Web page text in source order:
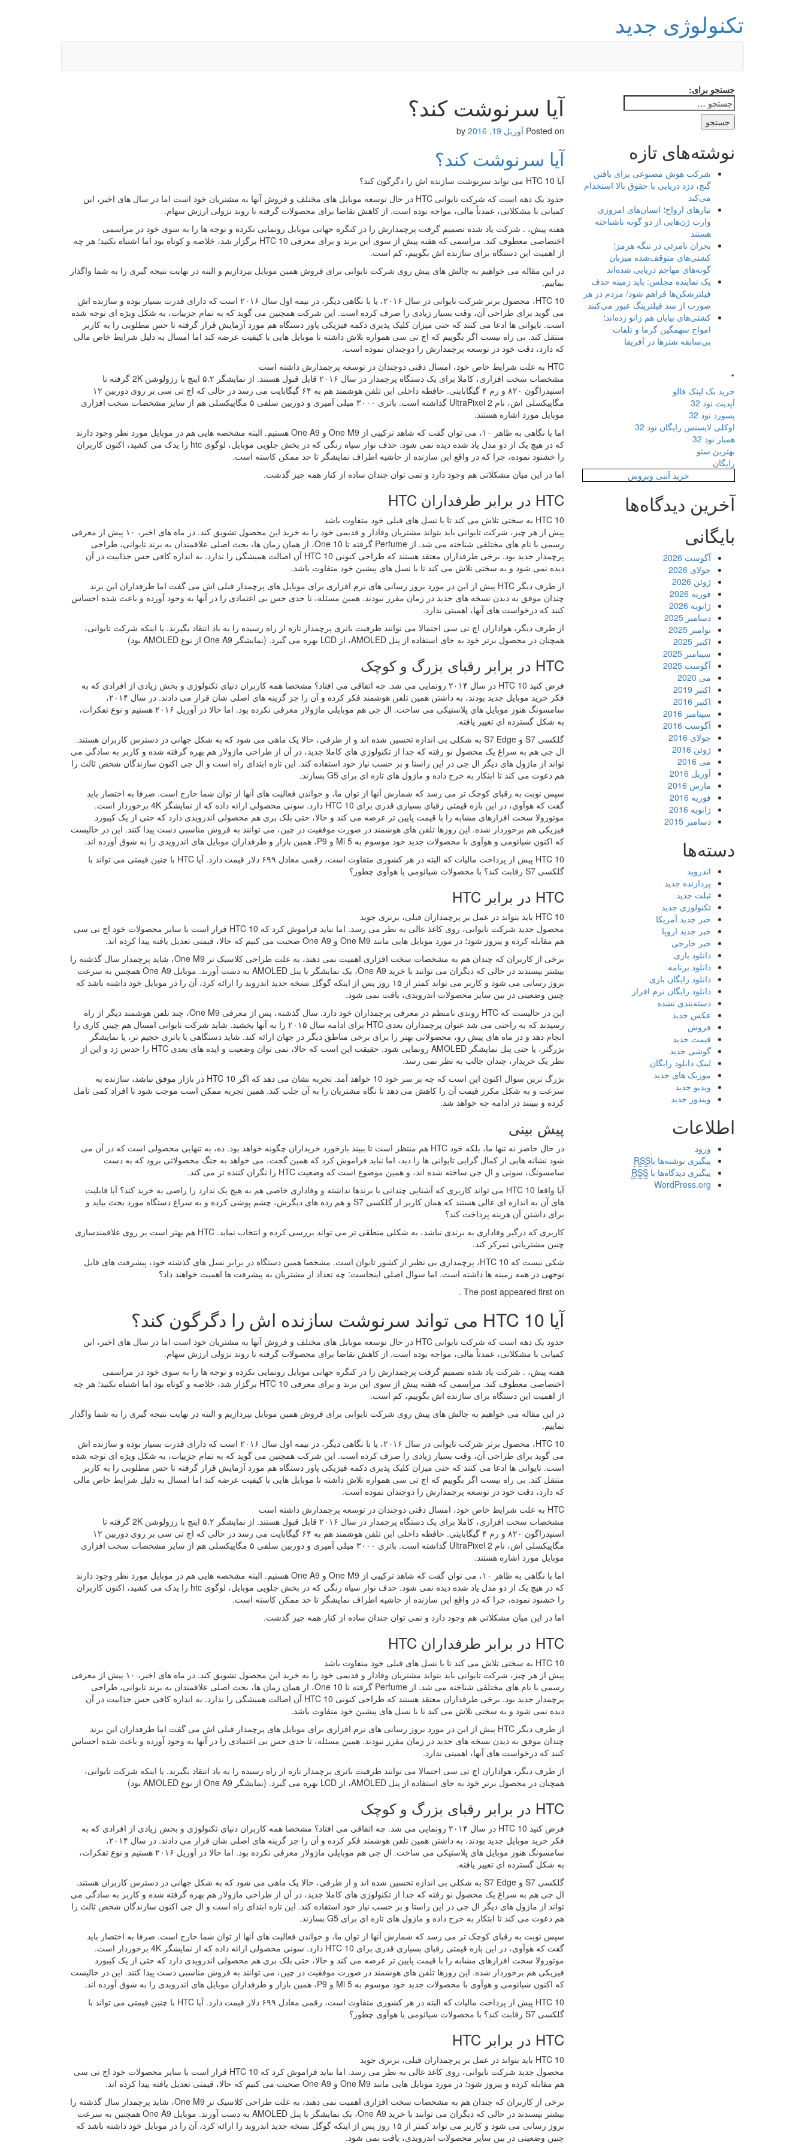
تکنولوژی جدید
آیا سرنوشت کند؟
Posted on آوریل 19, 2016
آیا سرنوشت کند؟
آیا HTC 10 می تواند سرنوشت سازنده اش را دگرگون کند؟
حدود یک دهه است که شرکت تایوانی HTC در حال توسعه موبایل های مختلف و فروش آنها به مشتریان خود است اما در سال های اخیر، این
کمپانی با مشکلاتی، عمدتاً مالی، مواجه بوده است. از کاهش تقاضا برای محصولات گرفته تا روند نزولی ارزش سهام.
هفته پیش، . شرکت یاد شده تصمیم گرفت پرچمدارش را در کنگره جهانی موبایل رونمایی نکرده و توجه ها را به سوی خود در مراسمی
اختصاصی معطوف کند. مراسمی که هفته پیش از سوی این برند و برای معرفی HTC 10 برگزار شد، خلاصه و کوتاه بود اما اشتباه نکنید؛ هر چه
از اهمیت این دستگاه برای سازنده اش بگوییم، کم است.
در این مقاله می خواهیم به چالش های پیش روی شرکت تایوانی برای فروش همین موبایل بپردازیم و البته در نهایت نتیجه گیری را به شما واگذار
نماییم.
HTC 10، محصول برتر شرکت تایوانی در سال ۲۰۱۶، یا با نگاهی دیگر، در نیمه اول سال ۲۰۱۶ است که دارای قدرت بسیار بوده و سازنده اش
می گوید برای طراحی آن، وقت بسیار زیادی را صرف کرده است. این شرکت همچنین می گوید که به تمام جزییات، به شکل ویژه ای توجه شده
است. تایوانی ها ادعا می کنند که حتی میزان کلیک پذیری دکمه فیزیکی پاور دستگاه هم مورد آزمایش قرار گرفته تا حس مطلوبی را به کاربر
منتقل کند. بی راه نیست اگر بگوییم که اچ تی سی همواره تلاش داشته تا موبایل هایی با کیفیت عرضه کند اما امسال به دلیل شرایط خاص مالی
که دارد، دقت خود در توسعه پرچمدارش را دوچندان نموده است.
HTC به علت شرایط خاص خود، امسال دقتی دوچندان در توسعه پرچمدارش داشته است
مشخصات سخت افزاری، کاملا برای یک دستگاه پرچمدار در سال ۲۰۱۶ قابل قبول هستند. از نمایشگر ۵.۲ اینچ با رزولوشن 2K گرفته تا
اسنپدراگون ۸۲۰ و رم ۴ گیگابایتی. حافظه داخلی این تلفن هوشمند هم به ۶۴ گیگابایت می رسد در حالی که اچ تی سی بر روی دوربین ۱۲
مگاپیکسلی اش، نام UltraPixel 2 گذاشته است. باتری ۳۰۰۰ میلی آمپری و دوربین سلفی ۵ مگاپیکسلی هم از سایر مشخصات سخت افزاری
موبایل مورد اشاره هستند.
اما با نگاهی به ظاهر ۱۰، می توان گفت که شاهد ترکیبی از One M9 و One A9 هستیم. البته مشخصه هایی هم در موبایل مورد نظر وجود دارند
که در هیچ یک از دو مدل یاد شده دیده نمی شود. حذف نوار سیاه رنگی که در بخش جلویی موبایل، لوگوی htc را یدک می کشید، اکنون کاربران
را خشنود نموده، چرا که در واقع این سازنده از حاشیه اطراف نمایشگر تا حد ممکن کاسته است.
اما در این میان مشکلاتی هم وجود دارد و نمی توان چندان ساده از کنار همه چیز گذشت.
HTC در برابر طرفداران HTC
HTC 10 به سختی تلاش می کند تا با نسل های قبلی خود متفاوت باشد
پیش از هر چیز، شرکت تایوانی باید بتواند مشتریان وفادار و قدیمی خود را به خرید این محصول تشویق کند. در ماه های اخیر، ۱۰ پیش از معرفی
رسمی با نام های مختلفی شناخته می شد. از Perfume گرفته تا One 10، از همان زمان ها، بحث اصلی علاقمندان به برند تایوانی، طراحی
پرچمدار جدید بود. برخی طرفداران معتقد هستند که طراحی کنونی HTC 10 آن اصالت همیشگی را ندارد. به اندازه کافی حس جذابیت در آن
دیده نمی شود و به سختی تلاش می کند تا با نسل های پیشین خود متفاوت باشد.
از طرف دیگر HTC پیش از این در مورد بروز رسانی های نرم افزاری برای موبایل های پرچمدار قبلی اش می گفت اما طرفداران این برند
چندان موفق به دیدن نسخه های جدید در زمان مقرر نبودند. همین مسئله، تا حدی حس بی اعتمادی را در آنها به وجود آورده و باعث شده احساس
کنند که درخواست های آنها، اهمیتی ندارد.
از طرف دیگر، هواداران اچ تی سی احتمالا می توانند ظرفیت باتری پرچمدار تازه از راه رسیده را به باد انتقاد بگیرند. یا اینکه شرکت تایوانی،
همچنان در محصول برتر خود به جای استفاده از پنل AMOLED، از LCD بهره می گیرد. (نمایشگر One A9 از نوع AMOLED بود)
HTC در برابر رقبای بزرگ و کوچک
فرض کنید HTC 10 در سال ۲۰۱۴ رونمایی می شد. چه اتفاقی می افتاد؟ مشخصا همه کاربران دنیای تکنولوژی و بخش زیادی از افرادی که به
فکر خرید موبایل جدید بودند، به داشتن همین تلفن هوشمند فکر کرده و آن را جز گزینه های اصلی شان قرار می دادند. در سال ۲۰۱۴،
سامسونگ هنوز موبایل های پلاستیکی می ساخت. ال جی هم موبایلی ماژولار معرفی نکرده بود. اما حالا در آوریل ۲۰۱۶ هستیم و نوع تفکرات،
به شکل گسترده ای تغییر یافته.
گلکسی S7 و S7 Edge به شکلی بی اندازه تحسین شده اند و از طرفی، حالا یک ماهی می شود که به شکل جهانی در دسترس کاربران هستند.
ال جی هم به سراغ یک محصول نو رفته که جدا از تکنولوژی های کاملا جدید، در آن از طراحی ماژولار هم بهره گرفته شده و کاربر به سادگی می
تواند از ماژول های دیگر ال جی در این راستا و بر حسب نیاز خود استفاده کند. این تازه ابتدای راه است و ال جی اکنون سازندگان شخص ثالث را
هم دعوت می کند تا ابتکار به خرج داده و ماژول های تازه ای برای G5 بسازند.
سپس نوبت به رقبای کوچک تر می رسد که شمارش آنها از توان ما، و خواندن فعالیت های آنها از توان شما خارج است. صرفا به اختصار باید
گفت که هوآوی، در این بازه قیمتی رقبای بسیاری قدری برای HTC 10 دارد. سونی محصولی ارائه داده که از نمایشگر 4K برخوردار است.
موتورولا سخت افزارهای مشابه را با قیمت پایین تر عرضه می کند و حالا، حتی بلک بری هم محصولی اندرویدی دارد که حتی از یک کیبورد
فیزیکی هم برخوردار شده. این روزها تلفن های هوشمند در صورت موفقیت در چین، می توانند به فروش مناسبی دست پیدا کنند. این در حالیست
که اکنون شیائومی و هوآوی با محصولات جدید خود موسوم به Mi 5 و P9، همین بازار و طرفداران موبایل های اندرویدی را به شوق آورده اند.
HTC 10 پیش از پرداخت مالیات که البته در هر کشوری متفاوت است، رقمی معادل ۶۹۹ دلار قیمت دارد. آیا HTC با چنین قیمتی می تواند با
گلکسی S7 رقابت کند؟ با محصولات شیائومی یا هوآوی چطور؟
HTC در برابر HTC
HTC 10 باید بتواند در عمل بر پرچمداران قبلی، برتری جوید
محصول جدید شرکت تایوانی، روی کاغذ عالی به نظر می رسد. اما نباید فراموش کرد که HTC 10 قرار است با سایر محصولات خود اچ تی سی
هم مقابله کرده و پیروز شود؛ در مورد موبایل هایی مانند One M9 و One A9 صحبت می کنیم که حالا، قیمتی تعدیل یافته پیدا کرده اند.
برخی از کاربران که چندان هم به مشخصات سخت افزاری اهمیت نمی دهند، به علت طراحی کلاسیک تر One M9، شاید پرچمدار سال گذشته را
بیشتر بپسندند در حالی که دیگران می توانند با خرید One A9، یک نمایشگر با پنل AMOLED به دست آورند. موبایل One A9 همچنین به سرعت
بروز رسانی می شود و کاربر می تواند کمتر از ۱۵ روز پس از اینکه گوگل نسخه جدید اندروید را ارائه کرد، آن را در موبایل خود داشته باشد که
چنین وضعیتی در بین سایر محصولات اندرویدی، یافت نمی شود.
این در حالیست که HTC روندی نامنظم در معرفی پرچمداران خود دارد. سال گذشته، پس از معرفی One M9، چند تلفن هوشمند دیگر از راه
رسیدند که به راحتی می شد عنوان پرچمداران بعدی HTC برای ادامه سال ۲۰۱۵ را به آنها بخشید. شاید شرکت تایوانی امسال هم چینن کاری را
انجام دهد و در ماه های پیش رو، محصولاتی بهتر را برای برخی مناطق دیگر در جهان ارائه کند. شاید دستگاهی با باتری حجیم تر، یا نمایشگر
بزرگتر، یا حتی پنل نمایشگر AMOLED رونمایی شود. حقیقت این است که حالا، نمی توان وضعیت و ایده های بعدی HTC را حدس زد و این از
نظر یک خریدار، چندان جالب به نظر نمی رسد.
بزرگ ترین سوال اکنون این است که چه بر سر خود 10 خواهد آمد. تجربه نشان می دهد که اگر HTC 10 در بازار موفق نباشد، سازنده به
سرعت و به شکل مکرر قیمت آن را کاهش می دهد تا نگاه مشتریان را به آن جلب کند. همین تجربه ممکن است موجب شود تا افراد کمی تامل
کرده و ببینند در ادامه چه خواهد شد.
پیش بینی
در حال حاضر نه تنها ما، بلکه خود HTC هم منتظر است تا ببیند بازخورد خریداران چگونه خواهد بود. ده، به تنهایی محصولی است که در آن می
شود نشانه هایی از کمال گرایی تایوانی ها را دید، اما نباید فراموش کرد که همین گجت، می خواهد به جنگ محصولاتی برود که به دست
سامسونگ، سونی و ال جی ساخته شده اند، و همین موضوع است که وضعیت HTC را نگران کننده تر می کند.
آیا واقعا HTC 10 می تواند کاربری که آشنایی چندانی با برندها نداشته و وفاداری خاصی هم به هیچ یک ندارد را راضی به خرید کند؟ آیا قابلیت
های آن به اندازه ای عالی هستند که همان کاربر از گلکسی S7 و هم رده های دیگرش، چشم پوشی کرده و به سراغ دستگاه مورد بحث بیاید و
برای داشتن آن هزینه پرداخت کند؟
کاربری که درگیر وفاداری به برندی نباشد، به شکلی منطقی تر می تواند بررسی کرده و انتخاب نماید. HTC هم بهتر است بر روی علاقمندسازی
چنین مشتریانی تمرکز کند.
شکی نیست که HTC 10، پرچمداری بی نظیر از کشور تایوان است. مشخصا همین دستگاه در برابر نسل های گذشته خود، پیشرفت های قابل
توجهی در همه زمینه ها داشته است. اما سوال اصلی اینجاست: چه تعداد از مشتریان به پیشرفت ها اهمیت خواهند داد؟
The post appeared first on .
آیا HTC 10 می تواند سرنوشت سازنده اش را دگرگون کند؟
حدود یک دهه است که شرکت تایوانی HTC در حال توسعه موبایل های مختلف و فروش آنها به مشتریان خود است اما در سال های اخیر، این
کمپانی با مشکلاتی، عمدتاً مالی، مواجه بوده است. از کاهش تقاضا برای محصولات گرفته تا روند نزولی ارزش سهام.
هفته پیش، . شرکت یاد شده تصمیم گرفت پرچمدارش را در کنگره جهانی موبایل رونمایی نکرده و توجه ها را به سوی خود در مراسمی
اختصاصی معطوف کند. مراسمی که هفته پیش از سوی این برند و برای معرفی HTC 10 برگزار شد، خلاصه و کوتاه بود اما اشتباه نکنید؛ هر چه
از اهمیت این دستگاه برای سازنده اش بگوییم، کم است.
در این مقاله می خواهیم به چالش های پیش روی شرکت تایوانی برای فروش همین موبایل بپردازیم و البته در نهایت نتیجه گیری را به شما واگذار
نماییم.
HTC 10، محصول برتر شرکت تایوانی در سال ۲۰۱۶، یا با نگاهی دیگر، در نیمه اول سال ۲۰۱۶ است که دارای قدرت بسیار بوده و سازنده اش
می گوید برای طراحی آن، وقت بسیار زیادی را صرف کرده است. این شرکت همچنین می گوید که به تمام جزییات، به شکل ویژه ای توجه شده
است. تایوانی ها ادعا می کنند که حتی میزان کلیک پذیری دکمه فیزیکی پاور دستگاه هم مورد آزمایش قرار گرفته تا حس مطلوبی را به کاربر
منتقل کند. بی راه نیست اگر بگوییم که اچ تی سی همواره تلاش داشته تا موبایل هایی با کیفیت عرضه کند اما امسال به دلیل شرایط خاص مالی
که دارد، دقت خود در توسعه پرچمدارش را دوچندان نموده است.
HTC به علت شرایط خاص خود، امسال دقتی دوچندان در توسعه پرچمدارش داشته است
مشخصات سخت افزاری، کاملا برای یک دستگاه پرچمدار در سال ۲۰۱۶ قابل قبول هستند. از نمایشگر ۵.۲ اینچ با رزولوشن 2K گرفته تا
اسنپدراگون ۸۲۰ و رم ۴ گیگابایتی. حافظه داخلی این تلفن هوشمند هم به ۶۴ گیگابایت می رسد در حالی که اچ تی سی بر روی دوربین ۱۲
مگاپیکسلی اش، نام UltraPixel 2 گذاشته است. باتری ۳۰۰۰ میلی آمپری و دوربین سلفی ۵ مگاپیکسلی هم از سایر مشخصات سخت افزاری
موبایل مورد اشاره هستند.
اما با نگاهی به ظاهر ۱۰، می توان گفت که شاهد ترکیبی از One M9 و One A9 هستیم. البته مشخصه هایی هم در موبایل مورد نظر وجود دارند
که در هیچ یک از دو مدل یاد شده دیده نمی شود. حذف نوار سیاه رنگی که در بخش جلویی موبایل، لوگوی htc را یدک می کشید، اکنون کاربران
را خشنود نموده، چرا که در واقع این سازنده از حاشیه اطراف نمایشگر تا حد ممکن کاسته است.
اما در این میان مشکلاتی هم وجود دارد و نمی توان چندان ساده از کنار همه چیز گذشت.
HTC در برابر طرفداران HTC
HTC 10 به سختی تلاش می کند تا با نسل های قبلی خود متفاوت باشد
پیش از هر چیز، شرکت تایوانی باید بتواند مشتریان وفادار و قدیمی خود را به خرید این محصول تشویق کند. در ماه های اخیر، ۱۰ پیش از معرفی
رسمی با نام های مختلفی شناخته می شد. از Perfume گرفته تا One 10، از همان زمان ها، بحث اصلی علاقمندان به برند تایوانی، طراحی
پرچمدار جدید بود. برخی طرفداران معتقد هستند که طراحی کنونی HTC 10 آن اصالت همیشگی را ندارد. به اندازه کافی حس جذابیت در آن
دیده نمی شود و به سختی تلاش می کند تا با نسل های پیشین خود متفاوت باشد.
از طرف دیگر HTC پیش از این در مورد بروز رسانی های نرم افزاری برای موبایل های پرچمدار قبلی اش می گفت اما طرفداران این برند
چندان موفق به دیدن نسخه های جدید در زمان مقرر نبودند. همین مسئله، تا حدی حس بی اعتمادی را در آنها به وجود آورده و باعث شده احساس
کنند که درخواست های آنها، اهمیتی ندارد.
از طرف دیگر، هواداران اچ تی سی احتمالا می توانند ظرفیت باتری پرچمدار تازه از راه رسیده را به باد انتقاد بگیرند. یا اینکه شرکت تایوانی،
همچنان در محصول برتر خود به جای استفاده از پنل AMOLED، از LCD بهره می گیرد. (نمایشگر One A9 از نوع AMOLED بود)
HTC در برابر رقبای بزرگ و کوچک
فرض کنید HTC 10 در سال ۲۰۱۴ رونمایی می شد. چه اتفاقی می افتاد؟ مشخصا همه کاربران دنیای تکنولوژی و بخش زیادی از افرادی که به
فکر خرید موبایل جدید بودند، به داشتن همین تلفن هوشمند فکر کرده و آن را جز گزینه های اصلی شان قرار می دادند. در سال ۲۰۱۴،
سامسونگ هنوز موبایل های پلاستیکی می ساخت. ال جی هم موبایلی ماژولار معرفی نکرده بود. اما حالا در آوریل ۲۰۱۶ هستیم و نوع تفکرات،
به شکل گسترده ای تغییر یافته.
گلکسی S7 و S7 Edge به شکلی بی اندازه تحسین شده اند و از طرفی، حالا یک ماهی می شود که به شکل جهانی در دسترس کاربران هستند.
ال جی هم به سراغ یک محصول نو رفته که جدا از تکنولوژی های کاملا جدید، در آن از طراحی ماژولار هم بهره گرفته شده و کاربر به سادگی می
تواند از ماژول های دیگر ال جی در این راستا و بر حسب نیاز خود استفاده کند. این تازه ابتدای راه است و ال جی اکنون سازندگان شخص ثالث را
هم دعوت می کند تا ابتکار به خرج داده و ماژول های تازه ای برای G5 بسازند.
سپس نوبت به رقبای کوچک تر می رسد که شمارش آنها از توان ما، و خواندن فعالیت های آنها از توان شما خارج است. صرفا به اختصار باید
گفت که هوآوی، در این بازه قیمتی رقبای بسیاری قدری برای HTC 10 دارد. سونی محصولی ارائه داده که از نمایشگر 4K برخوردار است.
موتورولا سخت افزارهای مشابه را با قیمت پایین تر عرضه می کند و حالا، حتی بلک بری هم محصولی اندرویدی دارد که حتی از یک کیبورد
فیزیکی هم برخوردار شده. این روزها تلفن های هوشمند در صورت موفقیت در چین، می توانند به فروش مناسبی دست پیدا کنند. این در حالیست
که اکنون شیائومی و هوآوی با محصولات جدید خود موسوم به Mi 5 و P9، همین بازار و طرفداران موبایل های اندرویدی را به شوق آورده اند.
HTC 10 پیش از پرداخت مالیات که البته در هر کشوری متفاوت است، رقمی معادل ۶۹۹ دلار قیمت دارد. آیا HTC با چنین قیمتی می تواند با
گلکسی S7 رقابت کند؟ با محصولات شیائومی یا هوآوی چطور؟
HTC در برابر HTC
HTC 10 باید بتواند در عمل بر پرچمداران قبلی، برتری جوید
محصول جدید شرکت تایوانی، روی کاغذ عالی به نظر می رسد. اما نباید فراموش کرد که HTC 10 قرار است با سایر محصولات خود اچ تی سی
هم مقابله کرده و پیروز شود؛ در مورد موبایل هایی مانند One M9 و One A9 صحبت می کنیم که حالا، قیمتی تعدیل یافته پیدا کرده اند.
برخی از کاربران که چندان هم به مشخصات سخت افزاری اهمیت نمی دهند، به علت طراحی کلاسیک تر One M9، شاید پرچمدار سال گذشته را
بیشتر بپسندند در حالی که دیگران می توانند با خرید One A9، یک نمایشگر با پنل AMOLED به دست آورند. موبایل One A9 همچنین به سرعت
بروز رسانی می شود و کاربر می تواند کمتر از ۱۵ روز پس از اینکه گوگل نسخه جدید اندروید را ارائه کرد، آن را در موبایل خود داشته باشد که
چنین وضعیتی در بین سایر محصولات اندرویدی، یافت نمی شود.
جستجو برای:
نوشته‌های تازه
شرکت هوش مصنوعی برای یافتن
گنج، دزد دریایی با حقوق بالا استخدام
می‌کند
تبارهای ارواح؛ انسان‌های امروزی
وارث ژن‌هایی از دو گونه ناشناخته
هستند
بحران نامرئی در تنگه هرمز؛
کشتی‌های متوقف‌شده میزبان
گونه‌های مهاجم دریایی شده‌اند
یک نماینده مجلس: باید زمینه حذف
فیلترشکن‌ها فراهم شود/ مردم در هر
صورت از سد فیلترینگ عبور می‌کنند
کشتی‌های بیابان هم زانو زده‌اند؛
امواج سهمگین گرما و تلفات
بی‌سابقه شترها در آفریقا
.
خرید بک لینک فالو
آپدیت نود 32
پسورد نود 32
اوکلی لایسنس رایگان نود 32
همیار نود 32
بهترین سئو
رایگان
خرید آنتی ویروس
آخرین دیدگاه‌ها
بایگانی
آگوست 2026
جولای 2026
ژوئن 2026
فوریه 2026
ژانویه 2026
دسامبر 2025
نوامبر 2025
اکتبر 2025
سپتامبر 2025
آگوست 2025
می 2020
اکتبر 2019
اکتبر 2016
سپتامبر 2016
آگوست 2016
جولای 2016
ژوئن 2016
می 2016
آوریل 2016
مارس 2016
فوریه 2016
ژانویه 2016
دسامبر 2015
دسته‌ها
اندروید
پردازنده جدید
تبلت جدید
تکنولوژی جدید
خبر جدید آمریکا
خبر جدید اروپا
خبر خارجی
دانلود بازی
دانلود برنامه
دانلود رایگان بازی
دانلود رایگان نرم افراز
دسته‌بندی نشده
عکس جدید
فروش
قیمت جدید
گوشی جدید
لینک دانلود رایگان
موزیک های جدید
ویدیو جدید
ویندوز جدید
اطلاعات
ورود
پیگیری نوشته‌ها باRSS
پیگیری دیدگاه‌ها با RSS
WordPress.org